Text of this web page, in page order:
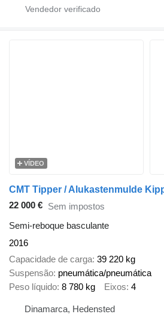
VÍDEO
CMT Tipper / Alukastenmulde
22 000 € Sem impostos
Semi-reboque basculante
2016
Capacidade de carga 39 220 kg
Suspensão pneumática/pneumática
Peso líquido 8 780 kg Eixos 4
Dinamarca, Hedensted